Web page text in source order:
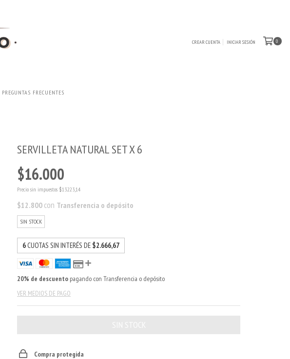
CREAR CUENTA INICIAR SESIÓN 0
PREGUNTAS FRECUENTES
SERVILLETA NATURAL SET X 6
$16.000
Precio sin impuestos $13.223,14
$12.800 con Transferencia o depósito
SIN STOCK
6CUOTAS SIN INTERÉS DE $2.666,67
20% de descuento pagando con Transferencia o depósito
VER MEDIOS DE PAGO
Compra protegida